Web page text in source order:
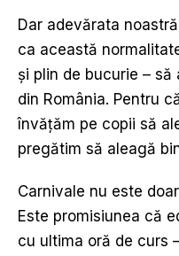
Dar adevărata
ca această
și plin de bucurie –
din România. Pentru
învățăm pe copii să
pregătim să aleagă
Carnivale nu este
Este promisiunea că
cu ultima oră de curs